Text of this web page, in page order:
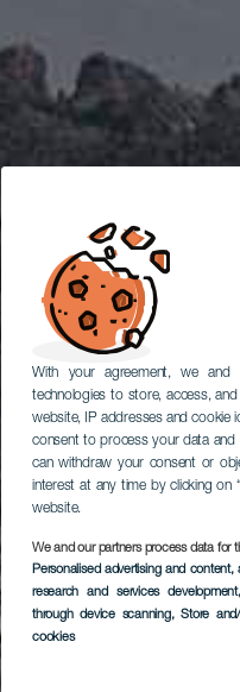
With your agreement, we and
technologies to store, access,
website, IP addresses and cookie
consent to process your data and
can withdraw your consent or
interest at any time by clicking on
website.
We and our partners process data for
Personalised advertising and
research and services development
through device scanning, Store
cookies